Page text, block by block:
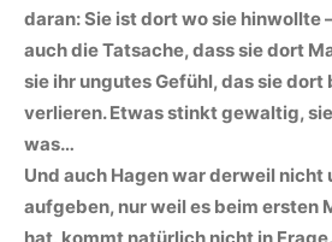
daran: Sie ist dort wo sie hinwollte
auch die Tatsache, dass sie dort
sie ihr ungutes Gefühl, das sie
verlieren. Etwas stinkt gewaltig,
was…
Und auch Hagen war derweil nicht
aufgeben, nur weil es beim ersten